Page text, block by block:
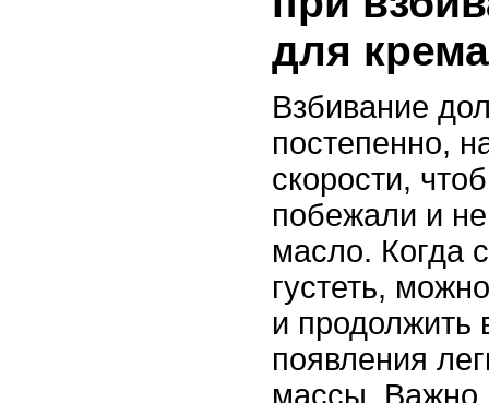
для
Взбивание
постепенно,
скорости,
побежали и
масло. Когда
густеть,
и продолжить
появления
массы. Важно